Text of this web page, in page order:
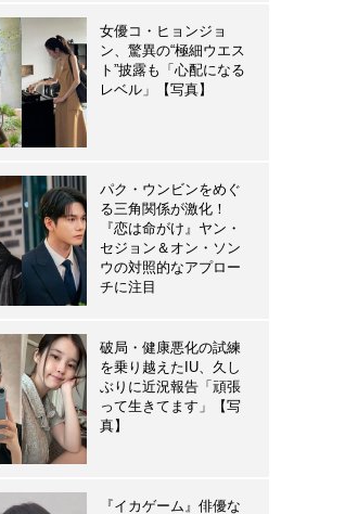
女優コ・ヒョンジョ
ン、驚異の“極細ウエス
ト”披露も「心配になる
レベル」【写真】
パク・ウンビンをめぐ
る三角関係が激化！
『恋は命がけ』ヤン・
セジョン＆オン・ソン
ウの対照的なアプロー
チに注目
破局・健康悪化の試練
を乗り越えたIU、久し
ぶりに近況報告「頑張
って生きてます」【写
真】
『イカゲーム』俳優な